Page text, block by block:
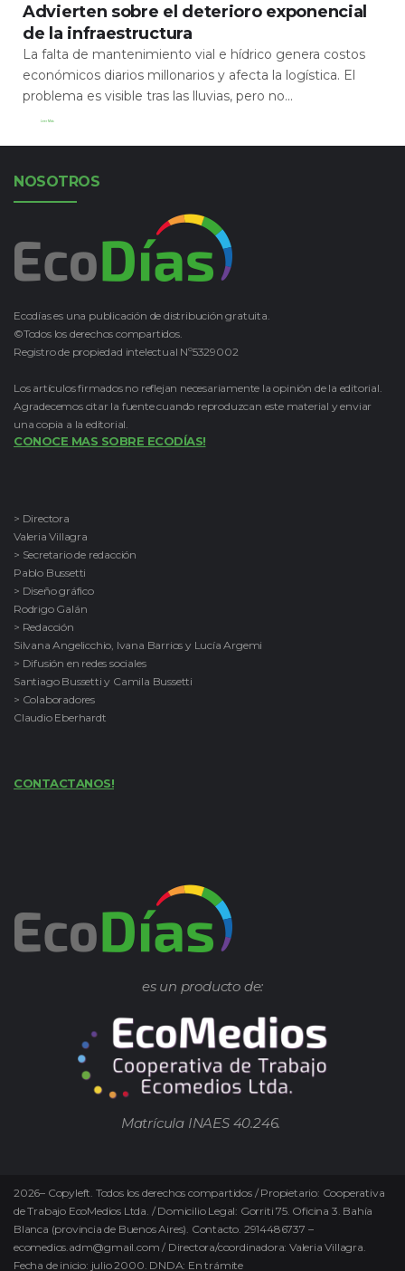
Advierten sobre el deterioro exponencial
de la infraestructura
La falta de mantenimiento vial e hídrico genera costos
económicos diarios millonarios y afecta la logística. El
problema es visible tras las lluvias, pero no...
Leer Más
NOSOTROS
Ecodías es una publicación de distribución gratuita.
©Todos los derechos compartidos.
Registro de propiedad intelectual Nº5329002
Los artículos firmados no reflejan necesariamente la opinión de la editorial.
Agradecemos citar la fuente cuando reproduzcan este material y enviar
una copia a la editorial.
CONOCE MAS SOBRE ECODÍAS!
> Directora
Valeria Villagra
> Secretario de redacción
Pablo Bussetti
> Diseño gráfico
Rodrigo Galán
> Redacción
Silvana Angelicchio, Ivana Barrios y Lucía Argemi
> Difusión en redes sociales
Santiago Bussetti y Camila Bussetti
> Colaboradores
Claudio Eberhardt
CONTACTANOS!
es un producto de:
Matrícula INAES 40.246.
2026– Copyleft. Todos los derechos compartidos / Propietario: Cooperativa
de Trabajo EcoMedios Ltda. / Domicilio Legal: Gorriti 75. Oficina 3. Bahía
Blanca (provincia de Buenos Aires). Contacto. 2914486737 –
ecomedios.adm@gmail.com / Directora/coordinadora: Valeria Villagra.
Fecha de inicio: julio 2000. DNDA: En trámite